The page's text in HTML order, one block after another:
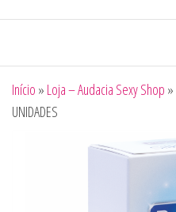
Início » Loja – Audacia Sexy Shop »
UNIDADES